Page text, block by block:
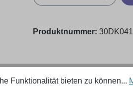
Produktnummer:
Funktionalität bieten zu können...